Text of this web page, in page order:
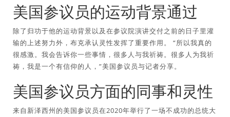
美国参议员的运动背景通过
除了归功于他的运动背景以及在参议院演讲交付之前的日子里灌
输的上述努力外，布克承认灵性发挥了重要作用。 “所以我真的
很感激。我会告诉你一些事情，很多人与我祈祷。很多人为我祈
祷，我是一个有信仰的人，”美国参议员与记者分享。
美国参议员方面的同事和灵性
来自新泽西州的美国参议员在2020年举行了一场不成功的总统大